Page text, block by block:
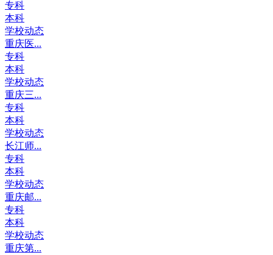
专科
本科
学校动态
重庆医...
专科
本科
学校动态
重庆三...
专科
本科
学校动态
长江师...
专科
本科
学校动态
重庆邮...
专科
本科
学校动态
重庆第...